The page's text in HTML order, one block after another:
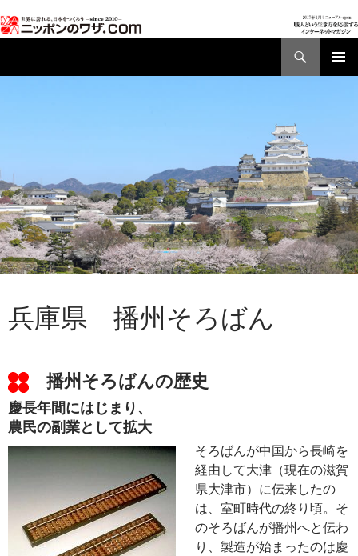
キ
ッ
プ
兵庫県 播州そろばん
播州そろばんの歴史
慶長年間にはじまり、
農民の副業として拡大
そろばんが中国から長崎を
経由して大津（現在の滋賀
県大津市）に伝来したの
は、室町時代の終り頃。そ
のそろばんが播州へと伝わ
り、製造が始まったのは慶